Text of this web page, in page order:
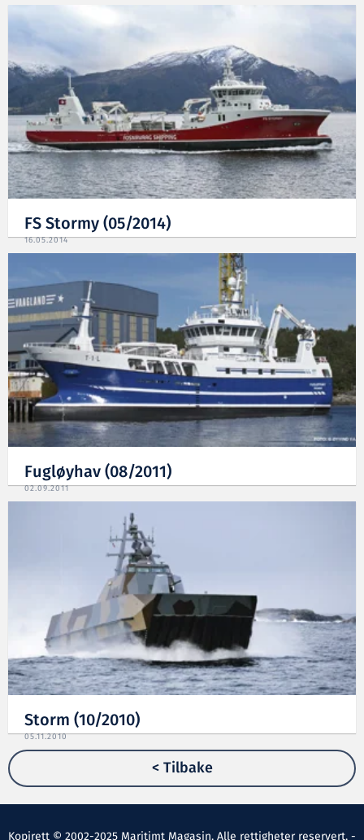
FS Stormy (05/2014)
16.05.2014
Fugløyhav (08/2011)
02.09.2011
Storm (10/2010)
05.11.2010
< Tilbake